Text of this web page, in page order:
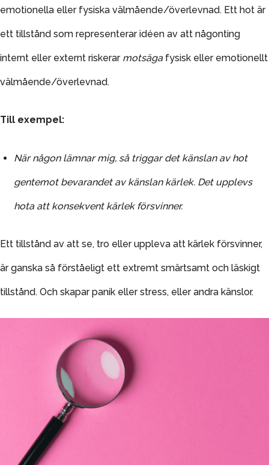
emotionella eller fysiska välmående/överlevnad. Ett hot är
ett tillstånd som representerar idéen av att någonting
internt eller externt riskerarmotsägafysisk eller emotionellt
välmående/överlevnad.
Till exempel:
När någon lämnar mig, så triggar det känslan av hot
gentemot bevarandet av känslan kärlek. Det upplevs
hota att konsekvent kärlek försvinner.
Ett tillstånd av att se, tro eller uppleva att kärlek försvinner,
är ganska så förståeligt ett extremt smärtsamt och läskigt
tillstånd. Och skapar panik eller stress, eller andra känslor.